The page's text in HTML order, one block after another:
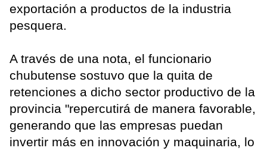
exportación a productos de la industria
pesquera.
A través de una nota, el funcionario
chubutense sostuvo que la quita de
retenciones a dicho sector productivo de la
provincia "repercutirá de manera favorable,
generando que las empresas puedan
invertir más en innovación y maquinaria, lo